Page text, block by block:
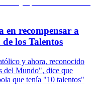
en recompensar a
los Talentos
y ahora, reconocido
del Mundo", dice que
que tenía "10 talentos"